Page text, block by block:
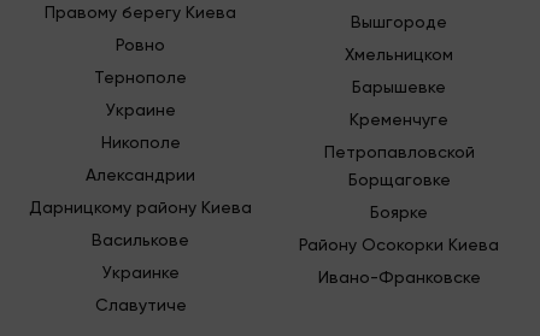
Правому берегу Киева
Ровно
Тернополе
Украине
Никополе
Александрии
Дарницкому району Киева
Василькове
Украинке
Славутиче
Вышгороде
Хмельницком
Барышевке
Кременчуге
Петропавловской
Борщаговке
Боярке
Району Осокорки Киева
Ивано-Франковске